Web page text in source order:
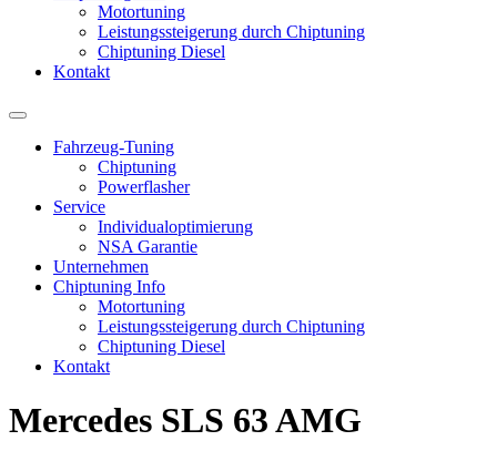
Motortuning
Leistungssteigerung durch Chiptuning
Chiptuning Diesel
Kontakt
Fahrzeug-Tuning
Chiptuning
Powerflasher
Service
Individualoptimierung
NSA Garantie
Unternehmen
Chiptuning Info
Motortuning
Leistungssteigerung durch Chiptuning
Chiptuning Diesel
Kontakt
Mercedes SLS 63 AMG